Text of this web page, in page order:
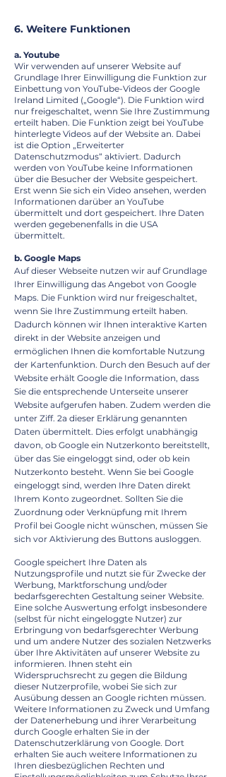
6. Weitere Funktionen
a. Youtube
Wir verwenden auf unserer Website auf
Grundlage Ihrer Einwilligung die Funktion zur
Einbettung von YouTube-Videos der Google
Ireland Limited („Google“). Die Funktion wird
nur freigeschaltet, wenn Sie Ihre Zustimmung
erteilt haben. Die Funktion zeigt bei YouTube
hinterlegte Videos auf der Website an. Dabei
ist die Option „Erweiterter
Datenschutzmodus“ aktiviert. Dadurch
werden von YouTube keine Informationen
über die Besucher der Website gespeichert.
Erst wenn Sie sich ein Video ansehen, werden
Informationen darüber an YouTube
übermittelt und dort gespeichert. Ihre Daten
werden gegebenenfalls in die USA
übermittelt.
b. Google Maps
Auf dieser Webseite nutzen wir auf Grundlage
Ihrer Einwilligung das Angebot von Google
Maps. Die Funktion wird nur freigeschaltet,
wenn Sie Ihre Zustimmung erteilt haben.
Dadurch können wir Ihnen interaktive Karten
direkt in der Website anzeigen und
ermöglichen Ihnen die komfortable Nutzung
der Kartenfunktion. Durch den Besuch auf der
Website erhält Google die Information, dass
Sie die entsprechende Unterseite unserer
Website aufgerufen haben. Zudem werden die
unter Ziff. 2a dieser Erklärung genannten
Daten übermittelt. Dies erfolgt unabhängig
davon, ob Google ein Nutzerkonto bereitstellt,
über das Sie eingeloggt sind, oder ob kein
Nutzerkonto besteht. Wenn Sie bei Google
eingeloggt sind, werden Ihre Daten direkt
Ihrem Konto zugeordnet. Sollten Sie die
Zuordnung oder Verknüpfung mit Ihrem
Profil bei Google nicht wünschen, müssen Sie
sich vor Aktivierung des Buttons ausloggen.
Google speichert Ihre Daten als
Nutzungsprofile und nutzt sie für Zwecke der
Werbung, Marktforschung und/oder
bedarfsgerechten Gestaltung seiner Website.
Eine solche Auswertung erfolgt insbesondere
(selbst für nicht eingeloggte Nutzer) zur
Erbringung von bedarfsgerechter Werbung
und um andere Nutzer des sozialen Netzwerks
über Ihre Aktivitäten auf unserer Website zu
informieren. Ihnen steht ein
Widerspruchsrecht zu gegen die Bildung
dieser Nutzerprofile, wobei Sie sich zur
Ausübung dessen an Google richten müssen.
Weitere Informationen zu Zweck und Umfang
der Datenerhebung und ihrer Verarbeitung
durch Google erhalten Sie in der
Datenschutzerklärung von Google. Dort
erhalten Sie auch weitere Informationen zu
Ihren diesbezüglichen Rechten und